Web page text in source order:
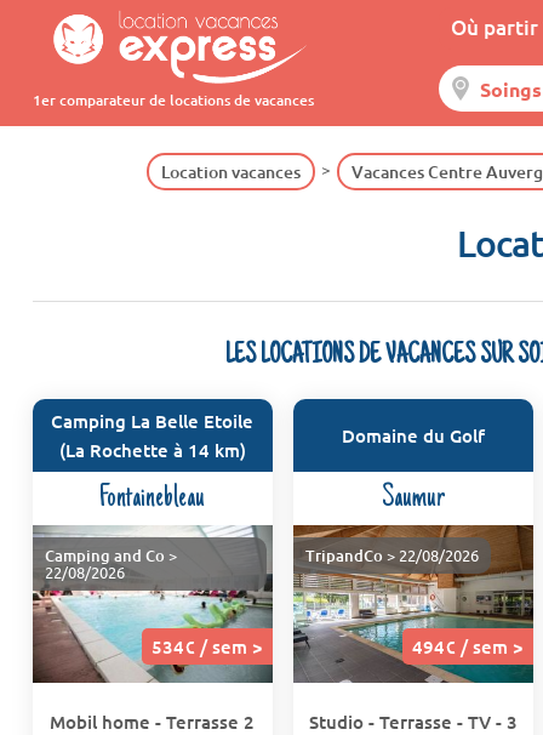
1er comparateur de locations de vacances
Où partir
Location vacances Vacances Centre
LES LOCATIONS DE VACANCES SUR
Camping La Belle Etoile
(La Rochette à 14 km)
Fontainebleau
534€ / sem >
Camping and Co >
22/08/2026
Mobil home - Terrasse 2
Domaine du Golf
Saumur
494€ / sem >
TripandCo > 22/08/2026
Studio - Terrasse - TV - 3